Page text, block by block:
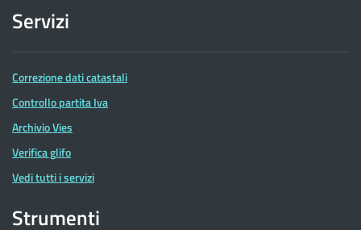
Servizi
Correzione dati catastali
Controllo partita Iva
Archivio Vies
Verifica glifo
Vedi tutti i servizi
Strumenti